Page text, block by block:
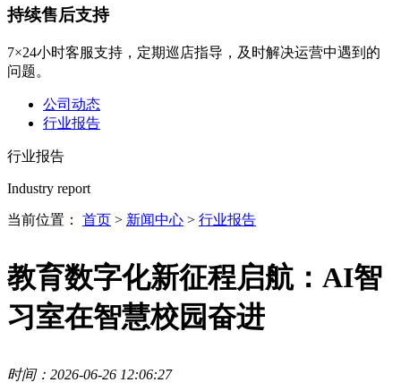
持续售后支持
7×24小时客服支持，定期巡店指导，及时解决运营中遇到的
问题。
公司动态
行业报告
行业报告
Industry report
当前位置： 首页 > 新闻中心 > 行业报告
教育数字化新征程启航：AI智
习室在智慧校园奋进
时间：2026-06-26 12:06:27